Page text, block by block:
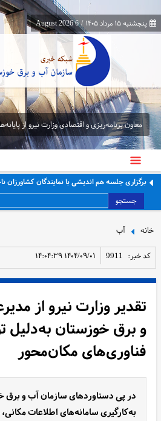
پنجشنبه ۱۵ مرداد ۱۴۰۵ /
6 August 2026
معاون برنامه‌ریزی و اقتصادی وزارت نیرو از
برگزاری جلسه هم اندیشی با نمایندگان کشاورزان
جستجو
خانه آب
کد خبر: 9911 ۱۴۰۴/۰۹/۰۱ ۱۴:۰۴:۳۹
تقدیر وزارت نیرو از
و برق خوزستان به‌دلیل
فناوری‌های مکان‌محور
در پی دستاوردهای سازمان آب و برق
به‌کارگیری سامانه‌های اطلاعات مکانی،